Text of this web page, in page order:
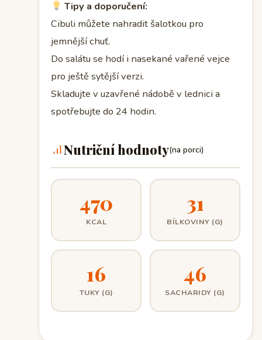
Tipy a doporučení:
Cibuli můžete nahradit šalotkou pro
jemnější chuť.
Do salátu se hodí i nasekané vařené vejce
pro ještě sytější verzi.
Skladujte v uzavřené nádobě v lednici a
spotřebujte do 24 hodin.
Nutriční hodnoty(na porci)
470
KCAL
31
BÍLKOVINY (G)
16
TUKY (G)
46
SACHARIDY (G)